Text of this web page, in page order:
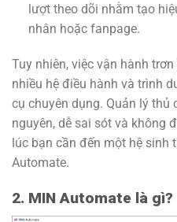
lượt theo dõi nhằm tạo
nhân hoặc fanpage.
Tuy nhiên, việc vận hành
nhiều hệ điều hành và trình
cụ chuyên dụng. Quản lý thủ
nguyên, dễ sai sót và không
lúc bạn cần đến một hệ sinh
Automate.
2. MIN Automate là gì?